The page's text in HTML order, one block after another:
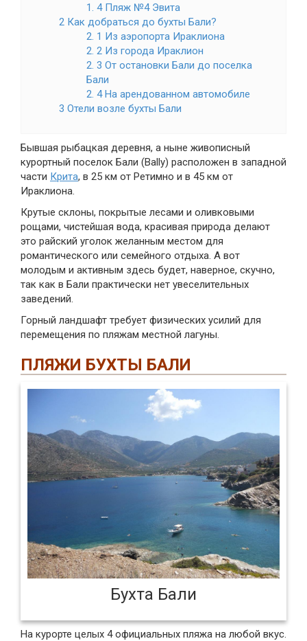
1. 4 Пляж №4 Эвита
2 Как добраться до бухты Бали?
2. 1 Из аэропорта Ираклиона
2. 2 Из города Ираклион
2. 3 От остановки Бали до поселка
Бали
2. 4 На арендованном автомобиле
3 Отели возле бухты Бали
Бывшая рыбацкая деревня, а ныне живописный
курортный поселок Бали (Bally) расположен в западной
части Крита, в 25 км от Ретимно и в 45 км от
Ираклиона.
Крутые склоны, покрытые лесами и оливковыми
рощами, чистейшая вода, красивая природа делают
это райский уголок желанным местом для
романтического или семейного отдыха. А вот
молодым и активным здесь будет, наверное, скучно,
так как в Бали практически нет увеселительных
заведений.
Горный ландшафт требует физических усилий для
перемещения по пляжам местной лагуны.
ПЛЯЖИ БУХТЫ БАЛИ
Бухта Бали
На курорте целых 4 официальных пляжа на любой вкус.